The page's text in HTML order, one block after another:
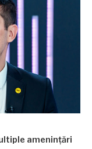
amenințări